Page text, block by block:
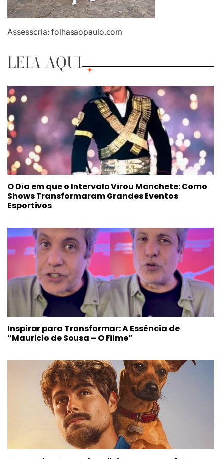
Assessoria: folhasaopaulo.com
LEIA AQUI
O Dia em que o Intervalo Virou Manchete: Como
Shows Transformaram Grandes Eventos
Esportivos
Inspirar para Transformar: A Essência de
“Mauricio de Sousa – O Filme”